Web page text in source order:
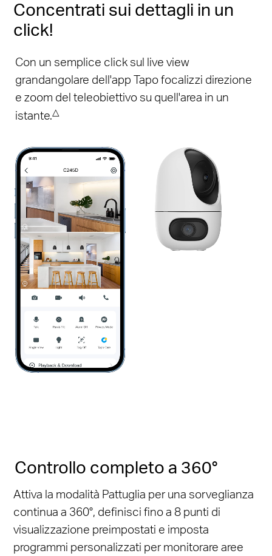
Concentrati sui dettagli in un
click!
Con un semplice click sul live view
grandangolare dell'app Tapo focalizzi direzione
e zoom del teleobiettivo su quell'area in un
istante.△
Controllo completo a 360°
Attiva la modalità Pattuglia per una sorveglianza
continua a 360°, definisci fino a 8 punti di
visualizzazione preimpostati e imposta
programmi personalizzati per monitorare aree